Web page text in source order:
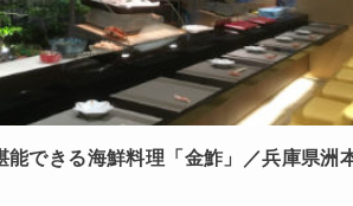
能できる海鮮料理「金鮓」／兵庫県洲